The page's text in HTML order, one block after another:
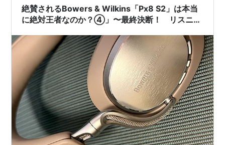
Wilkins（B&W）の最新ワイ…
絶賛されるBowers & Wilkins「Px8 S2」は本当
に絶対王者なのか？④」〜最終決断！ リスニン
S2」〜